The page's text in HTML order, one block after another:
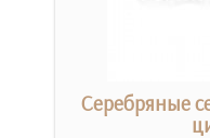
Серебряные